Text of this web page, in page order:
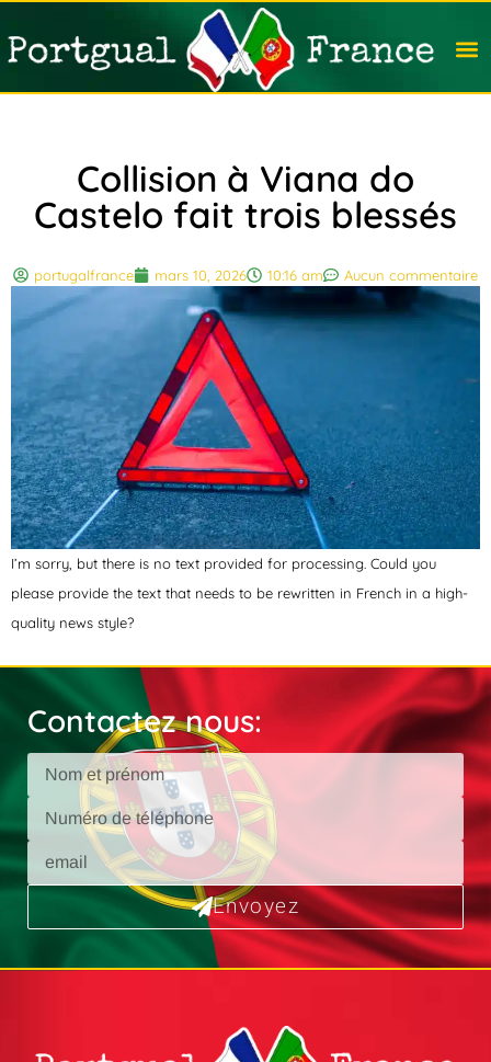
Collision à Viana do
Castelo fait trois blessés
portugalfrance mars 10, 2026 10:16 am Aucun commentaire
I’m sorry, but there is no text provided for processing. Could you
please provide the text that needs to be rewritten in French in a high-
quality news style?
Contactez nous:
Envoyez